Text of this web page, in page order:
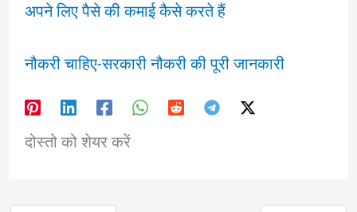
अपने लिए पैसे की कमाई कैसे करते हैं
नौकरी चाहिए-सरकारी नौकरी की पूरी जानकारी
दोस्तो को शेयर करें